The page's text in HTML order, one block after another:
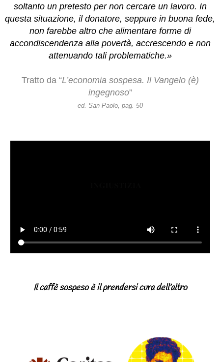
soltanto un pretesto per non cercare un lavoro. In
questa situazione, il donatore, seppure in buona fede,
non farebbe altro che alimentare forme di
accondiscendenza alla povertà, accrescendo e non
attenuando tali problematiche.»
Tratto da “L’economia sospesa. Il Vangelo (è)
ingegnoso”
ed. San Paolo, pag. 50
Il caffè sospeso è il prendersi cura dell’altro